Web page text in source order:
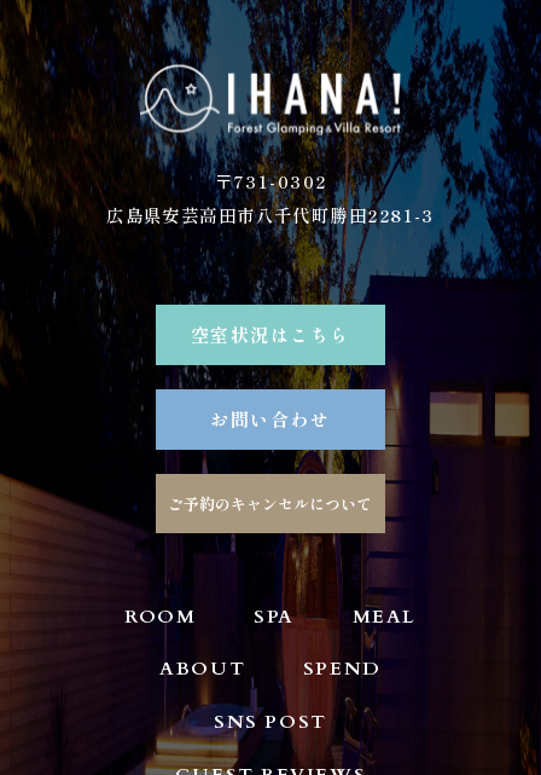
〒731-0302
広島県安芸高田市八千代町勝田2281-3
空室状況はこちら
お問い合わせ
ご予約のキャンセルについて
ROOM SPA MEAL
ABOUT SPEND
SNS POST